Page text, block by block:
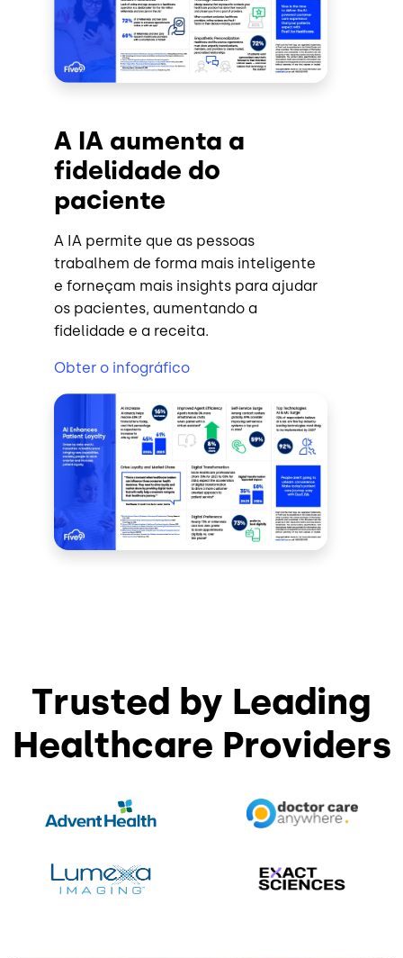
A IA aumenta a
fidelidade do
paciente
A IA permite que as pessoas
trabalhem de forma mais inteligente
e forneçam mais insights para ajudar
os pacientes, aumentando a
fidelidade e a receita.
Obter o infográfico
Trusted by Leading
Healthcare Providers